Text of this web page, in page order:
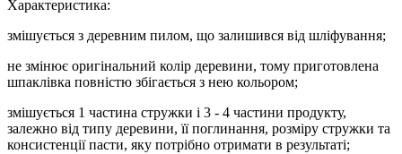
Характеристика:
змішується з деревним пилом, що залишився від шліфування;
не змінює оригінальний колір деревини, тому приготовлена
шпаклівка повністю збігається з нею кольором;
змішується 1 частина стружки і 3 - 4 частини продукту,
залежно від типу деревини, її поглинання, розміру стружки та
консистенції пасти, яку потрібно отримати в результаті;